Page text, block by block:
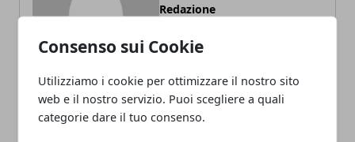
Consenso sui Cookie
Utilizziamo i cookie per ottimizzare il nostro sito
web e il nostro servizio. Puoi scegliere a quali
categorie dare il tuo consenso.
Redazione